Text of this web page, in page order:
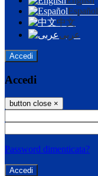
Español
中文
عربى
Accedi
Accedi
button close ×
Password dimenticata?